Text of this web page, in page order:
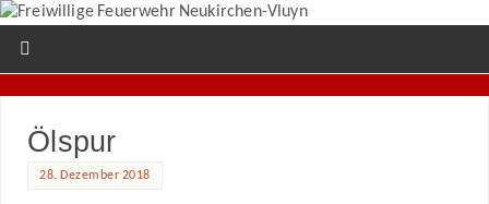
Ölspur
28. Dezember 2018